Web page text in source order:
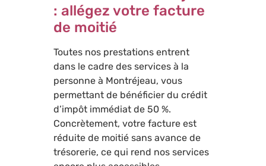
: allégez votre facture
de moitié
Toutes nos prestations entrent
dans le cadre des services à la
personne à Montréjeau, vous
permettant de bénéficier du crédit
d’impôt immédiat de 50 %.
Concrètement, votre facture est
réduite de moitié sans avance de
trésorerie, ce qui rend nos services